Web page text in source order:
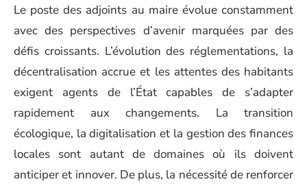
Le poste des adjoints au maire évolue constamment
avec des perspectives d’avenir marquées par des
défis croissants. L’évolution des réglementations, la
décentralisation accrue et les attentes des habitants
exigent agents de l’État capables de s’adapter
rapidement aux changements. La transition
écologique, la digitalisation et la gestion des finances
locales sont autant de domaines où ils doivent
anticiper et innover. De plus, la nécessité de renforcer